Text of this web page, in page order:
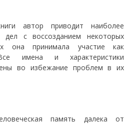
автор приводит наиболее
с воссозданием некоторых
она принимала участие как
Все имена и характеристики
во избежание проблем в их
память далека от